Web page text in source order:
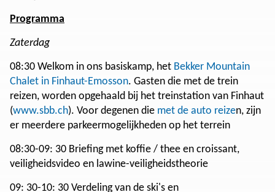
Programma
Zaterdag
08:30 Welkom in ons basiskamp, ​​het Bekker Mountain
Chalet in Finhaut-Emosson. Gasten die met de trein
reizen, worden opgehaald bij het treinstation van Finhaut
(www.sbb.ch). Voor degenen die met de auto reizen, zijn
er meerdere parkeermogelijkheden op het terrein
08:30-09: 30 Briefing met koffie / thee en croissant,
veiligheidsvideo en lawine-veiligheidstheorie
09: 30-10: 30 Verdeling van de ski's en